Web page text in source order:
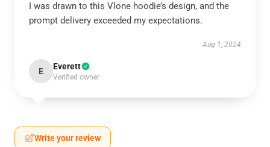
I was drawn to this Vlone hoodie’s design, and the
prompt delivery exceeded my expectations.
Aug 1, 2024
E Everett
Verified owner
Write your review